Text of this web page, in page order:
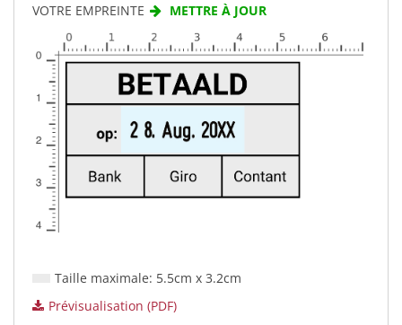
VOTRE EMPREINTE METTRE À JOUR
Taille maximale: 5.5cm x 3.2cm
Prévisualisation (PDF)